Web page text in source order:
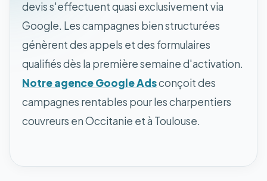
devis s'effectuent quasi exclusivement via
Google. Les campagnes bien structurées
génèrent des appels et des formulaires
qualifiés dès la première semaine d'activation.
Notre agence Google Adsconçoit des
campagnes rentables pour les charpentiers
couvreurs en Occitanie et à Toulouse.